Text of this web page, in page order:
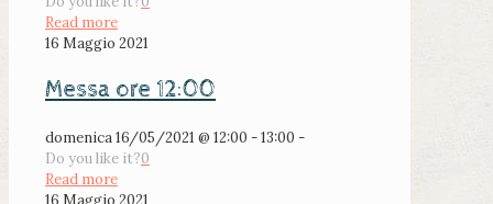
Read more
16 Maggio 2021
Messa ore 12:00
domenica 16/05/2021 @ 12:00 - 13:00 -
Do you like it?0
Read more
16 Maggio 2021